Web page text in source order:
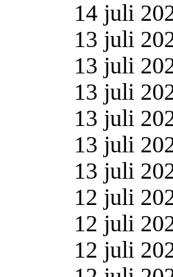
14 juli
13 juli
13 juli
13 juli
13 juli
13 juli
13 juli
12 juli
12 juli
12 juli